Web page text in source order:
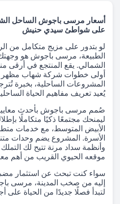
أسعار مرسى باجوش الساحل
على شواطئ سيدي حنيش
لو بتدور على مزيج متكامل من
الطبيعة، مرسى باجوش هو
الشمالي. يقع المنتجع في
أولى خطوات شركة شهاب مظهر
المشروعات الساحلية، بخبرة
يُعيد تعريف مفاهيم الحياة
صُمم مرسى باجوش بأحدث معايير
ليمنحك مجتمعًا ذكيًا متكاملًا
الأبيض المتوسط، مع خدمات
الأسرة. المشروع يضم وحدات
وأنظمة سداد مرنة تتيح لك
موقعه الحيوي القريب من أهم
سواء كنت تبحث عن استثمار
إليه من صخب المدينة، مرسى
لتبدأ فصلًا جديدًا من الحياة